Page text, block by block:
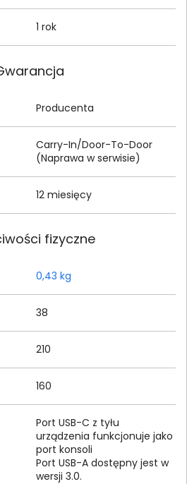
1 rok
Producenta
Carry-In/Door-To-Door
(Naprawa w serwisie)
12 miesięcy
fizyczne
0,43 kg
38
210
160
Port USB-C z tyłu
urządzenia funkcjonuje jako
port konsoli
Port USB-A dostępny jest w
wersji 3.0.